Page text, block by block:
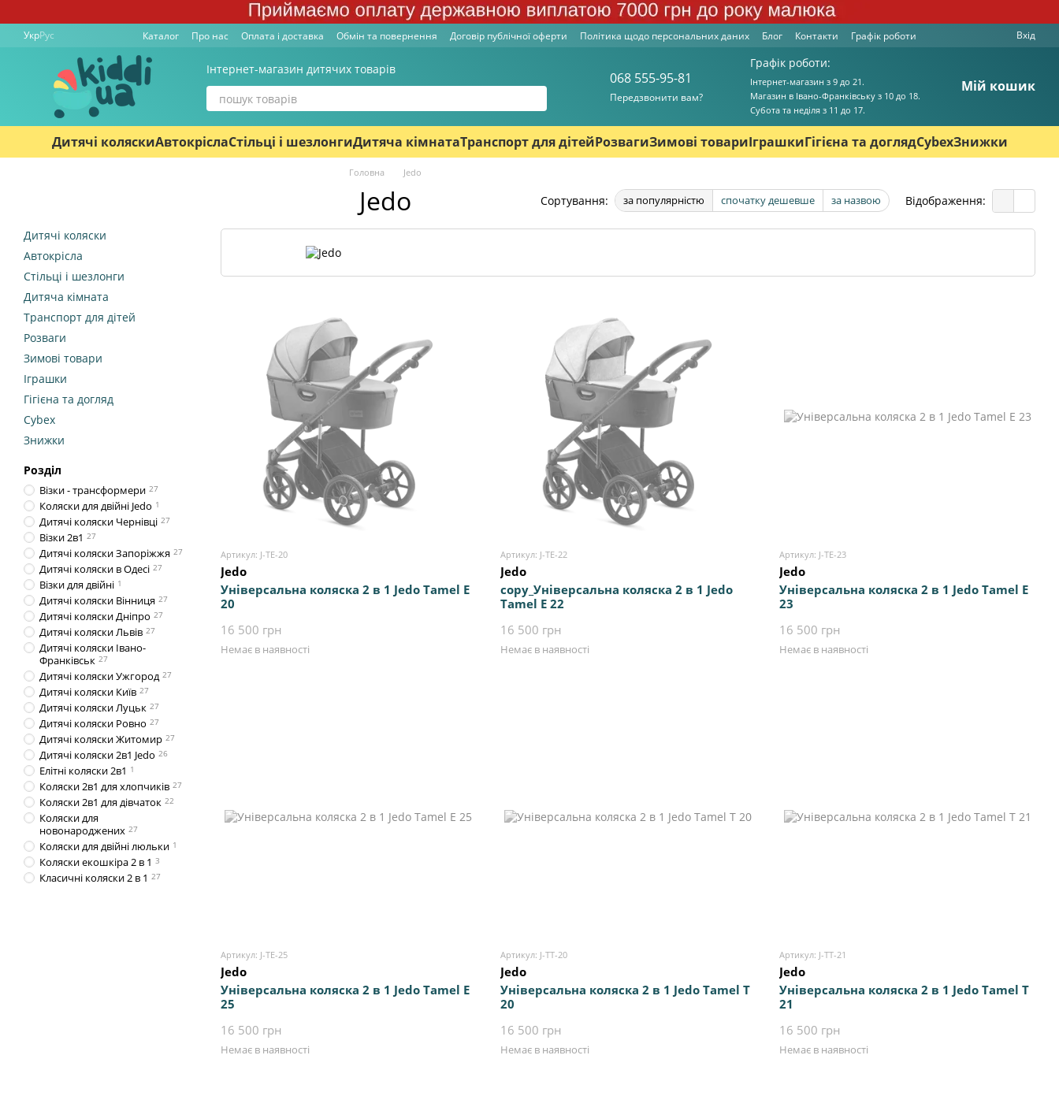
УкрРус Каталог Про нас Оплата і доставка Обмін та повернення Договір публічної оферти Політика щодо персональних даних Блог Контакти Графік роботи Вхід
Інтернет-магазин дитячих товарів
068 555-95-81
Передзвонити вам?
Графік роботи:
Інтернет-магазин з 9 до 21.
Магазин в Івано-Франківську з 10 до 18.
Cубота та неділя з 11 до 17.
Мій кошик
Дитячі коляскиАвтокріслаСтільці і шезлонгиДитяча кімнатаТранспорт для дітейРозвагиЗимові товариІграшкиГігієна та доглядCybexЗнижки
Головна Jedo
Jedo Сортування: за популярністю спочатку дешевше за назвою Відображення:
Артикул: J-TE-20
Jedo
Універсальна коляска 2 в 1 Jedo Tamel E
20
16 500 грн
Немає в наявності
Артикул: J-TE-22
Jedo
copy_Універсальна коляска 2 в 1 Jedo
Tamel E 22
16 500 грн
Немає в наявності
Артикул: J-TE-23
Jedo
Універсальна коляска 2 в 1 Jedo Tamel E
23
16 500 грн
Немає в наявності
Артикул: J-TE-25
Jedo
Універсальна коляска 2 в 1 Jedo Tamel E
25
16 500 грн
Немає в наявності
Артикул: J-TT-20
Jedo
Універсальна коляска 2 в 1 Jedo Tamel Т
20
16 500 грн
Немає в наявності
Артикул: J-TT-21
Jedo
Універсальна коляска 2 в 1 Jedo Tamel Т
21
16 500 грн
Немає в наявності
Дитячі коляски
Автокрісла
Стільці і шезлонги
Дитяча кімната
Транспорт для дітей
Розваги
Зимові товари
Іграшки
Гігієна та догляд
Cybex
Знижки
Розділ
Візки - трансформери 27
Коляски для двійні Jedo 1
Дитячі коляски Чернівці 27
Візки 2в1 27
Дитячі коляски Запоріжжя 27
Дитячі коляски в Одесі 27
Візки для двійні 1
Дитячі коляски Вінниця 27
Дитячі коляски Дніпро 27
Дитячі коляски Львів 27
Дитячі коляски Івано-
Франківськ 27
Дитячі коляски Ужгород 27
Дитячі коляски Київ 27
Дитячі коляски Луцьк 27
Дитячі коляски Ровно 27
Дитячі коляски Житомир 27
Дитячі коляски 2в1 Jedo 26
Елітні коляски 2в1 1
Коляски 2в1 для хлопчиків 27
Коляски 2в1 для дівчаток 22
Коляски для
новонароджених 27
Коляски для двійні люльки 1
Коляски екошкіра 2 в 1 3
Класичні коляски 2 в 1 27